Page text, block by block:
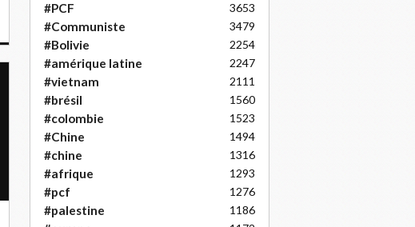
#PCF 3653
#Communiste 3479
#Bolivie 2254
#amérique latine 2247
#vietnam 2111
#brésil 1560
#colombie 1523
#Chine 1494
#chine 1316
#afrique 1293
#pcf 1276
#palestine 1186